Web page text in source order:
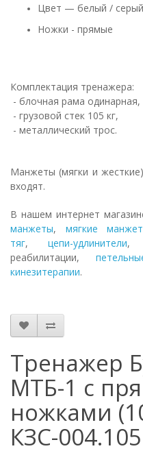
Цвет — белый /
Ножки - прямые​
Комплектация тренажера:
- блочная рама одинарная,
- грузовой стек 105 кг,
- металлический трос.
Манжеты (мягки и
входят.
В нашем интернет
манжеты, мягкие
тяг, цепи-удлинители,
реабилитации,
кинезитерапии.
Тренажер
МТБ-1 с
ножками
КЗС-004.105